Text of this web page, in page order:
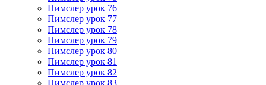
Пимслер урок 76
Пимслер урок 77
Пимслер урок 78
Пимслер урок 79
Пимслер урок 80
Пимслер урок 81
Пимслер урок 82
Пимслер урок 83